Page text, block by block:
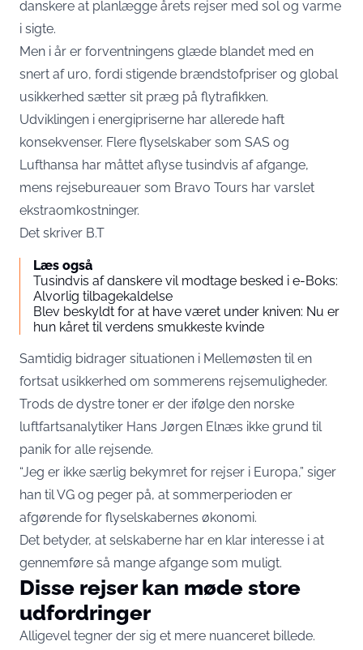
danskere at planlægge årets rejser med sol og varme
i sigte.
Men i år er forventningens glæde blandet med en
snert af uro, fordi stigende brændstofpriser og global
usikkerhed sætter sit præg på flytrafikken.
Udviklingen i energipriserne har allerede haft
konsekvenser. Flere flyselskaber som SAS og
Lufthansa har måttet aflyse tusindvis af afgange,
mens rejsebureauer som Bravo Tours har varslet
ekstraomkostninger.
Det skriver B.T
Læs også
Tusindvis af danskere vil modtage besked i e-Boks:
Alvorlig tilbagekaldelse
Blev beskyldt for at have været under kniven: Nu er
hun kåret til verdens smukkeste kvinde
Samtidig bidrager situationen i Mellemøsten til en
fortsat usikkerhed om sommerens rejsemuligheder.
Trods de dystre toner er der ifølge den norske
luftfartsanalytiker Hans Jørgen Elnæs ikke grund til
panik for alle rejsende.
“Jeg er ikke særlig bekymret for rejser i Europa,” siger
han til VG og peger på, at sommerperioden er
afgørende for flyselskabernes økonomi.
Det betyder, at selskaberne har en klar interesse i at
gennemføre så mange afgange som muligt.
Disse rejser kan møde store
udfordringer
Alligevel tegner der sig et mere nuanceret billede.